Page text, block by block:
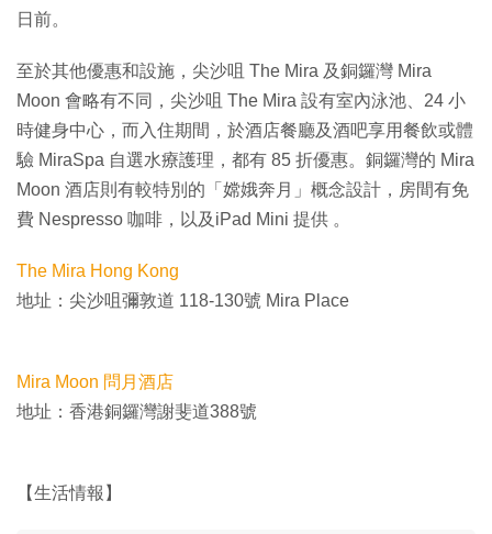
日前。
至於其他優惠和設施，尖沙咀 The Mira 及銅鑼灣 Mira
Moon 會略有不同，尖沙咀 The Mira 設有室內泳池、24 小
時健身中心，而入住期間，於酒店餐廳及酒吧享用餐飲或體
驗 MiraSpa 自選水療護理，都有 85 折優惠。銅鑼灣的 Mira
Moon 酒店則有較特別的「嫦娥奔月」概念設計，房間有免
費 Nespresso 咖啡，以及iPad Mini 提供 。
The Mira Hong Kong
地址：尖沙咀彌敦道 118-130號 Mira Place
Mira Moon 問月酒店
地址：香港銅鑼灣謝斐道388號
【生活情報】